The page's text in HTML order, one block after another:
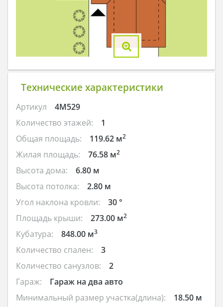
Технические характеристики
Артикул
4M529
Количество этажей:
1
Общая площадь:
119.62 м2
Жилая площадь: 76.58 м2
Высота дома:
6.80 м
Высота потолка:
2.80 м
Угол наклона кровли:
30 °
Площадь крыши:
273.00 м2
Кубатура: 848.00 м3
Количество спален:
3
Количество санузлов:
2
Гараж:
Гараж на два авто
Минимальный размер участка(длина):
18.50 м